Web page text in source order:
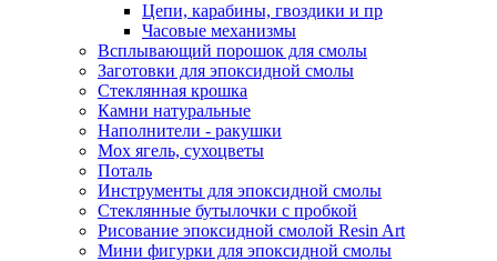
Цепи, карабины, гвоздики и пр
Часовые механизмы
Всплывающий порошок для смолы
Заготовки для эпоксидной смолы
Стеклянная крошка
Камни натуральные
Наполнители - ракушки
Мох ягель, сухоцветы
Поталь
Инструменты для эпоксидной смолы
Стеклянные бутылочки с пробкой
Рисование эпоксидной смолой Resin Art
Мини фигурки для эпоксидной смолы